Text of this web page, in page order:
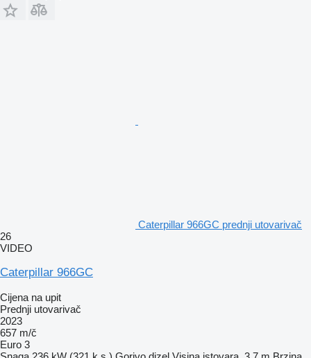
Caterpillar 966GC prednji utovarivač
26
VIDEO
Caterpillar 966GC
Cijena na upit
Prednji utovarivač
2023
657 m/č
Euro 3